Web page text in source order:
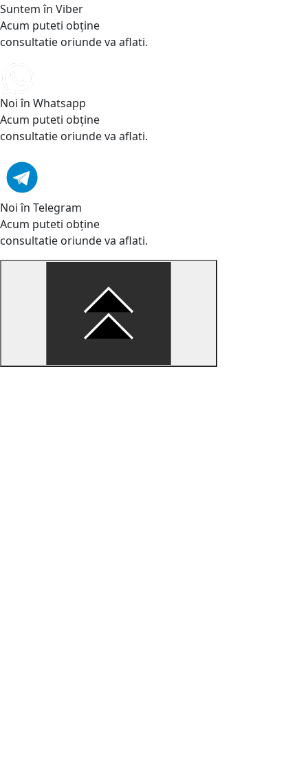
Suntem în Viber
Acum puteti obține
consultatie oriunde va aflati.
Noi în Whatsapp
Acum puteti obține
consultatie oriunde va aflati.
Noi în Telegram
Acum puteti obține
consultatie oriunde va aflati.